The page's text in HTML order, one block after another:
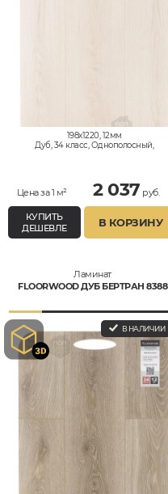
198x1220, 12мм
Дуб, 34 класс, Однополосный,
Цена за 1 м² 2 037 руб.
КУПИТЬ
ДЕШЕВЛЕ
В КОРЗИНУ
Ламинат
FLOORWOOD ДУБ БЕРТРАН 8388
В НАЛИЧИИ